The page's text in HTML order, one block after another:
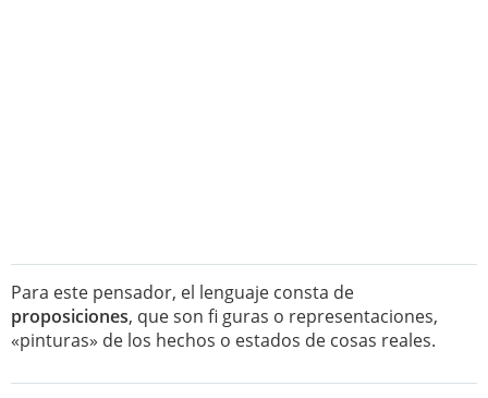
Para este pensador, el lenguaje consta de
proposiciones, que son fi guras o representaciones,
«pinturas» de los hechos o estados de cosas reales.